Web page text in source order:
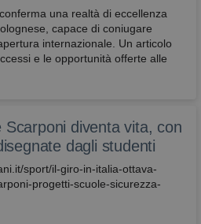
una realtà di eccellenza
capace di coniugare
internazionale. Un articolo
e le opportunità offerte alle
Scarponi diventa vita, con
dagli studenti
sport/il-giro-in-italia-ottava-
progetti-scuole-sicurezza-